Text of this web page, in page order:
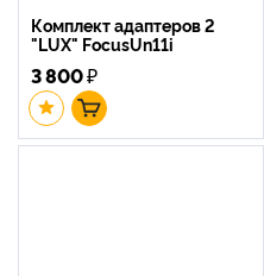
Комплект адаптеров 2
"LUX" FocusUn11i
3 800₽